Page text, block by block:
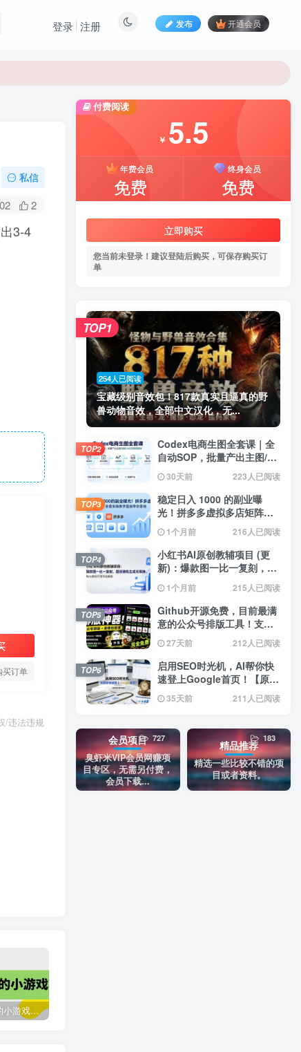
发布 开通会员
登录 注册
私信
2
3-4
买订单
/违法违规
收费12900的小游戏项目，单机收益30+，独家养号方法
付费阅读
￥ 5.5
年费会员
免费
终身会员
免费
立即购买
您当前未登录！建议登陆后购买，可保存购买订
单
254人已阅读
宝藏级别音效包！817款真实且逼真的野
兽动物音效，全部中文汉化，无...
TOP1
Codex电商生图全套课｜全
自动SOP，批量产出主图/海
报/小红书封面素材
30天前 223人已阅读
TOP2
稳定日入 1000 的副业曝
光！拼多多虚拟多店矩阵，
全套实操教学直接带你落地
1个月前 216人已阅读
TOP3
小红书AI原创教辅项目 (更
新)：爆款图一比一复刻，题
目随机生成无限换，纯AI原
创不用手动排版
1个月前 215人已阅读
TOP4
Github开源免费，目前最满
意的公众号排版工具！支持
实时预览，排版超美观且带
表情包管理功能
27天前 212人已阅读
TOP5
启用SEO时光机，AI帮你快
速登上Google首页！【原创
双语字幕】
35天前 211人已阅读
TOP6
会员项目
臭虾米VIP会员网赚项
目专区，无需另付费，
会员下载...
727
精品推荐
精选一些比较不错的项
目或者资料。
183